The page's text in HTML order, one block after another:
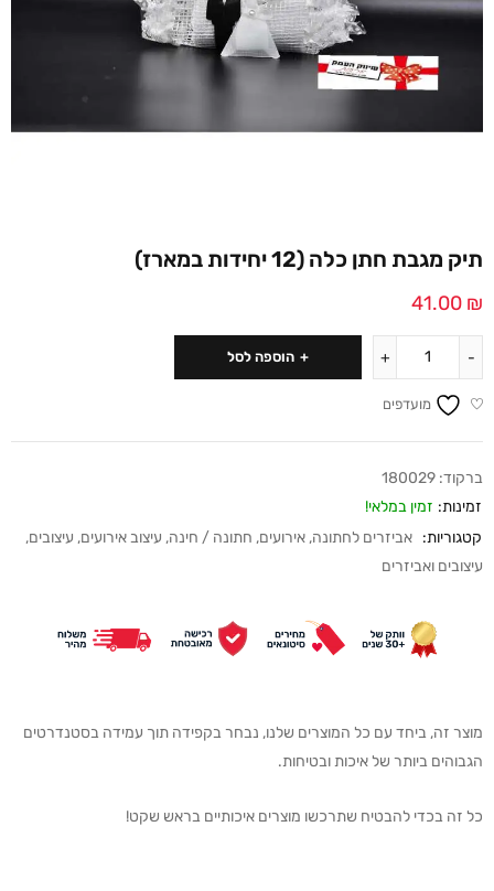
תיק מגבת חתן כלה (12 יחידות במארז)
41.00 ₪
הוספה לסל
מועדפים
ברקוד: 180029
זמינות: זמין במלאי!
קטגוריות: אביזרים לחתונה, אירועים, חתונה / חינה, עיצוב אירועים, עיצובים,
עיצובים ואביזרים
מוצר זה, ביחד עם כל המוצרים שלנו, נבחר בקפידה תוך עמידה בסטנדרטים
הגבוהים ביותר של איכות ובטיחות.
כל זה בכדי להבטיח שתרכשו מוצרים איכותיים בראש שקט!